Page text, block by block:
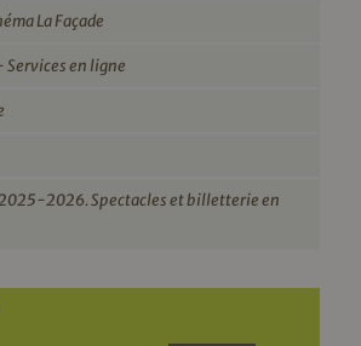
La Façade
Services en ligne
2026. Spectacles et billetterie en